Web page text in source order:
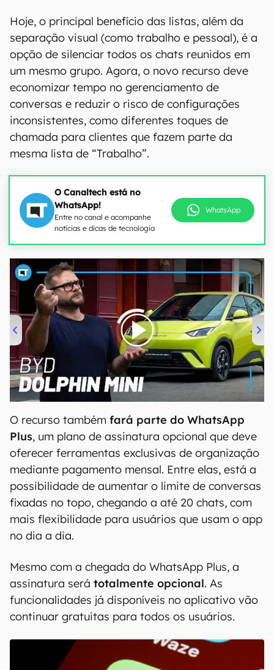
Hoje, o principal benefício das listas, além da
separação visual (como trabalho e pessoal), é a
opção de silenciar todos os chats reunidos em
um mesmo grupo. Agora, o novo recurso deve
economizar tempo no gerenciamento de
conversas e reduzir o risco de configurações
inconsistentes, como diferentes toques de
chamada para clientes que fazem parte da
mesma lista de “Trabalho”.
O Canaltech está no
WhatsApp!
Entre no canal e acompanhe
notícias e dicas de tecnologia
WhatsApp
00:00/04:07
O recurso também fará parte do WhatsApp
Plus, um plano de assinatura opcional que deve
oferecer ferramentas exclusivas de organização
mediante pagamento mensal. Entre elas, está a
possibilidade de aumentar o limite de conversas
fixadas no topo, chegando a até 20 chats, com
mais flexibilidade para usuários que usam o app
no dia a dia.
Mesmo com a chegada do WhatsApp Plus, a
assinatura será totalmente opcional. As
funcionalidades já disponíveis no aplicativo vão
continuar gratuitas para todos os usuários.